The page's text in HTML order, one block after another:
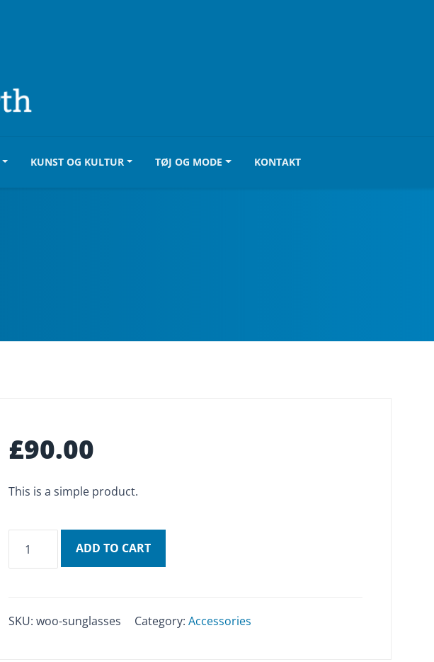
KUNST OG KULTUR TØJ OG MODE KONTAKT
£90.00
This is a simple product.
quantity
ADD TO CART
SKU: woo-sunglasses Category: Accessories